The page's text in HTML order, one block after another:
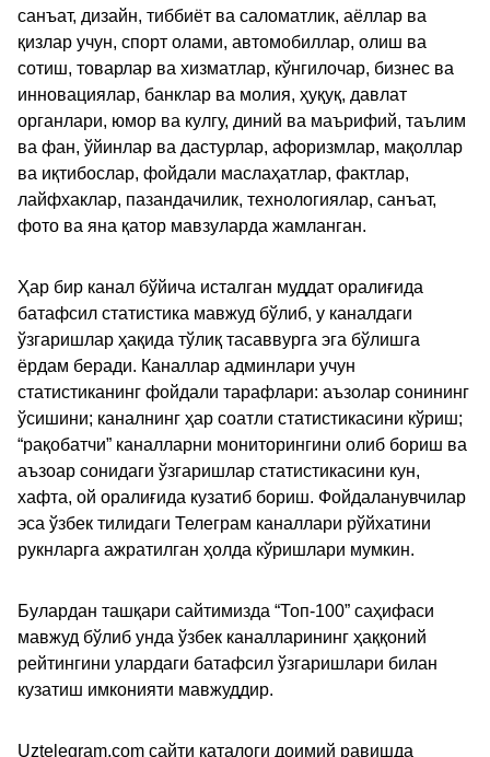
санъат, дизайн, тиббиёт ва саломатлик, аёллар ва
қизлар учун, спорт олами, автомобиллар, олиш ва
сотиш, товарлар ва хизматлар, кўнгилочар, бизнес ва
инновациялар, банклар ва молия, ҳуқуқ, давлат
органлари, юмор ва кулгу, диний ва маърифий, таълим
ва фан, ўйинлар ва дастурлар, афоризмлар, мақоллар
ва иқтибослар, фойдали маслаҳатлар, фактлар,
лайфхаклар, пазандачилик, технологиялар, санъат,
фото ва яна қатор мавзуларда жамланган.
Ҳар бир канал бўйича исталган муддат оралиғида
батафсил статистика мавжуд бўлиб, у каналдаги
ўзгаришлар ҳақида тўлиқ тасаввурга эга бўлишга
ёрдам беради. Каналлар админлари учун
статистиканинг фойдали тарафлари: аъзолар сонининг
ўсишини; каналнинг ҳар соатли статистикасини кўриш;
“рақобатчи” каналларни мониторингини олиб бориш ва
аъзоар сонидаги ўзгаришлар статистикасини кун,
хафта, ой оралиғида кузатиб бориш. Фойдаланувчилар
эса ўзбек тилидаги Телеграм каналлари рўйхатини
рукнларга ажратилган ҳолда кўришлари мумкин.
Булардан ташқари сайтимизда “Топ-100” саҳифаси
мавжуд бўлиб унда ўзбек каналларининг ҳаққоний
рейтингини улардаги батафсил ўзгаришлари билан
кузатиш имконияти мавжуддир.
Uztelegram.com сайти каталоги доимий равишда